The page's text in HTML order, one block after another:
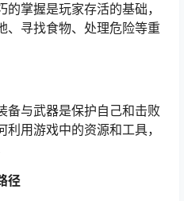
掌握是玩家存活的基础，
、寻找食物、处理危险等重
备与武器是保护自己和击败
用游戏中的资源和工具，
径